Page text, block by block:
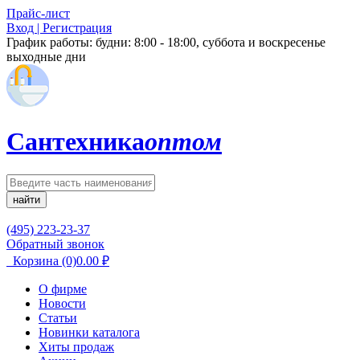
Прайс-лист
Вход | Регистрация
График работы: будни: 8:00 - 18:00, суббота и воскресенье
выходные дни
Сантехникаоптом
найти
(495) 223-23-37
Обратный звонок
Корзина (0)0.00 ₽
О фирме
Новости
Статьи
Новинки каталога
Хиты продаж